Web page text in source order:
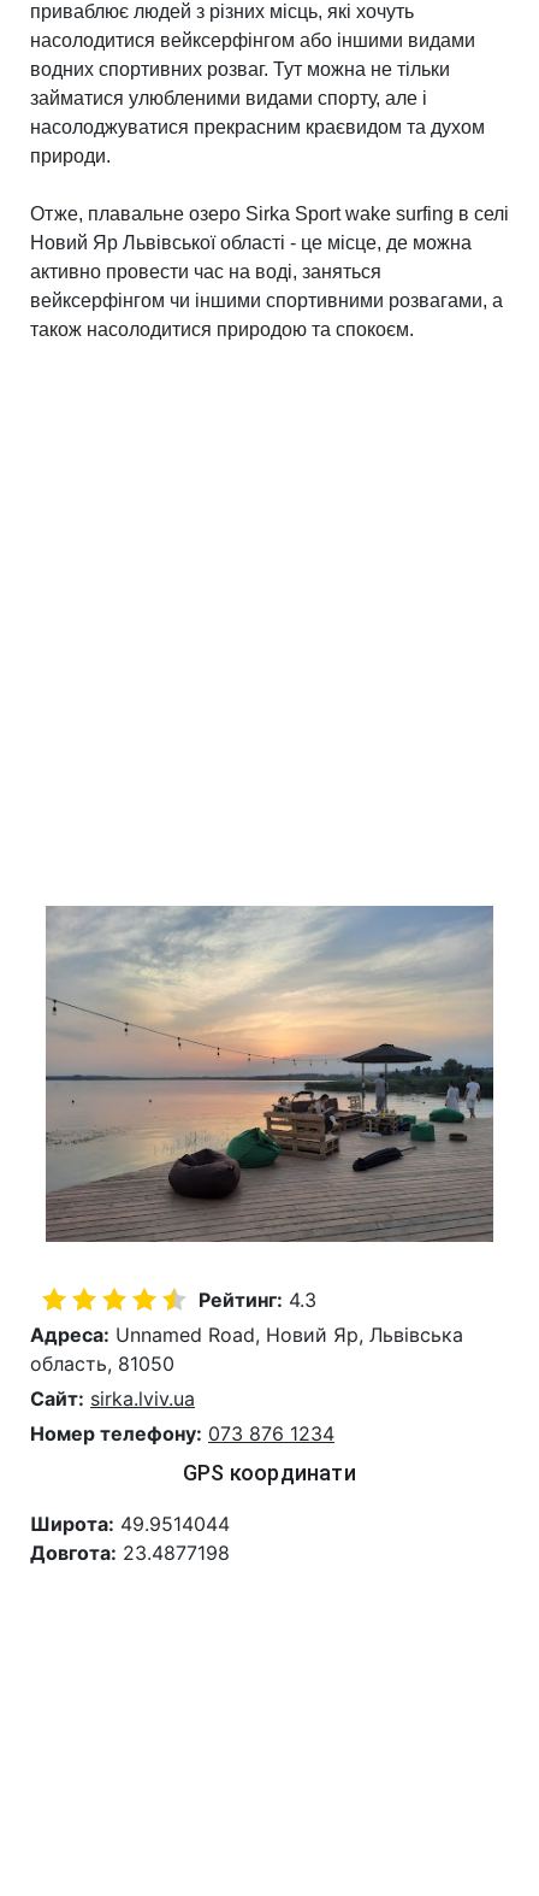
приваблює людей з різних місць, які хочуть
насолодитися вейксерфінгом або іншими видами
водних спортивних розваг. Тут можна не тільки
займатися улюбленими видами спорту, але і
насолоджуватися прекрасним краєвидом та духом
природи.
Отже, плавальне озеро Sirka Sport wake surfing в селі
Новий Яр Львівської області - це місце, де можна
активно провести час на воді, заняться
вейксерфінгом чи іншими спортивними розвагами, а
також насолодитися природою та спокоєм.
Рейтинг: 4.3
Адреса: Unnamed Road, Новий Яр, Львівська
область, 81050
Сайт: sirka.lviv.ua
Номер телефону: 073 876 1234
GPS координати
Широта: 49.9514044
Довгота: 23.4877198